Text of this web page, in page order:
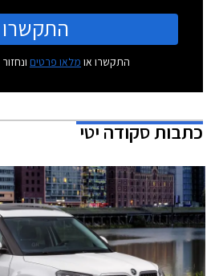
התקשרו
התקשרו או מלאו פרטים
כתבותסקודה יטי